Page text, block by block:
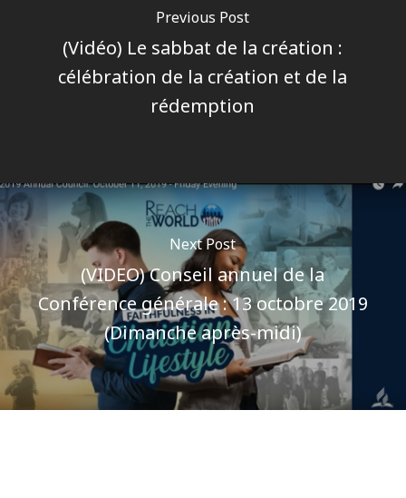
Previous Post
(Vidéo) Le sabbat de la création :
célébration de la création et de la
rédemption
Next Post
(VIDEO) Conseil annuel de la
Conférence générale : 13 octobre 2019
(Dimanche après-midi)